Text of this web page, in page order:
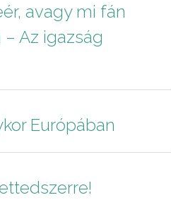
avagy mi fán
Az igazság
Európában